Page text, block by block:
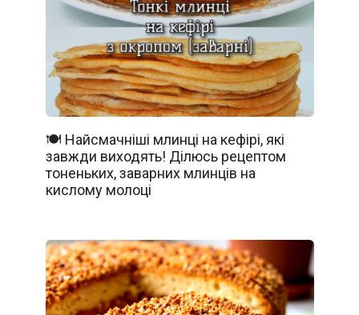
🍽️ Найсмачніші млинці на кефірі, які
завжди виходять! Ділюсь рецептом
тоненьких, заварних млинців на
кислому молоці